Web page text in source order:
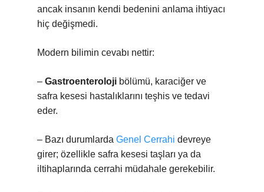
ancak insanın kendi bedenini anlama ihtiyacı
hiç değişmedi.
Modern bilimin cevabı nettir:
– Gastroenteroloji bölümü, karaciğer ve
safra kesesi hastalıklarını teşhis ve tedavi
eder.
– Bazı durumlarda Genel Cerrahi devreye
girer; özellikle safra kesesi taşları ya da
iltihaplarında cerrahi müdahale gerekebilir.